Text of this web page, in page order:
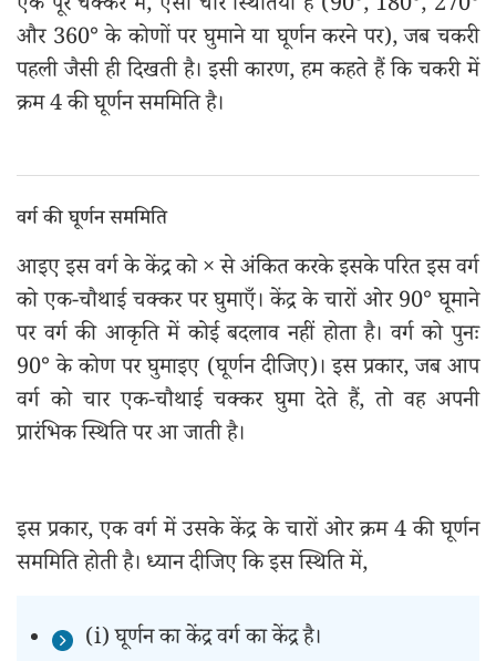
और 360° के कोणों पर घुमाने या घूर्णन करने पर), जब चकरी
पहली जैसी ही दिखती है। इसी कारण, हम कहते हैं कि चकरी में
क्रम 4 की घूर्णन सममिति है।
वर्ग की घूर्णन सममिति
आइए इस वर्ग के केंद्र को × से अंकित करके इसके परित इस वर्ग
को एक-चौथाई चक्कर पर घुमाएँ। केंद्र के चारों ओर 90° घूमाने
पर वर्ग की आकृति में कोई बदलाव नहीं होता है। वर्ग को पुनः
90° के कोण पर घुमाइए (घूर्णन दीजिए)। इस प्रकार, जब आप
वर्ग को चार एक-चौथाई चक्कर घुमा देते हैं, तो वह अपनी
प्रारंभिक स्थिति पर आ जाती है।
इस प्रकार, एक वर्ग में उसके केंद्र के चारों ओर क्रम 4 की घूर्णन
सममिति होती है। ध्यान दीजिए कि इस स्थिति में,
(i) घूर्णन का केंद्र वर्ग का केंद्र है।